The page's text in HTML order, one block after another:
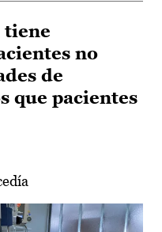
tiene
no
de
que pacientes